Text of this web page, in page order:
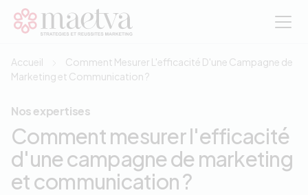
Aller au contenu principal
Accueil
Comment Mesurer L'efficacité D'une Campagne de
Marketing et Communication ?
Nos expertises
Comment mesurer l'efficacité
d'une campagne de marketing
et communication ?